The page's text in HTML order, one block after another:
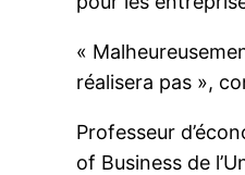
«
réalisera pas »,
Professeur
of Business de